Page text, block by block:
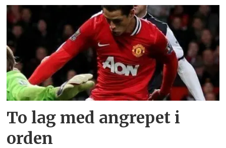
Tag:
shola
ameobi
To lag med angrepet i
orden